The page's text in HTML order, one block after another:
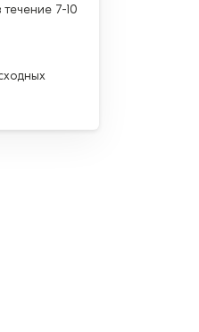
7-10